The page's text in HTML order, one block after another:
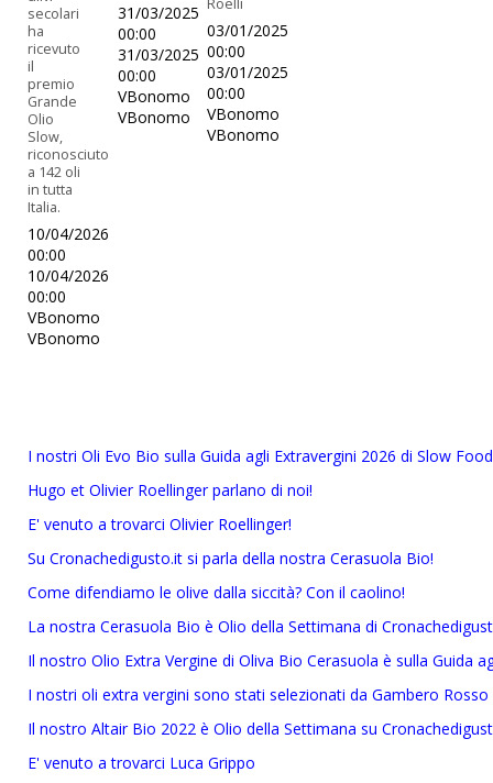
secolari
ha
ricevuto
il
premio
Grande
Olio
Slow,
riconosciuto
a 142 oli
in tutta
Italia.
10/04/2026
00:00
10/04/2026
00:00
VBonomo
VBonomo
31/03/2025
00:00
31/03/2025
00:00
VBonomo
VBonomo
03/01/2025
00:00
03/01/2025
00:00
VBonomo
VBonomo
I nostri Oli Evo Bio sulla Guida agli Extravergini 2026 di Slow
Hugo et Olivier Roellinger parlano di noi!
E' venuto a trovarci Olivier Roellinger!
Su Cronachedigusto.it si parla della nostra Cerasuola Bio!
Come difendiamo le olive dalla siccità? Con il caolino!
La nostra Cerasuola Bio è Olio della Settimana di
Il nostro Olio Extra Vergine di Oliva Bio Cerasuola è sulla Guida
I nostri oli extra vergini sono stati selezionati da Gambero Rosso
Il nostro Altair Bio 2022 è Olio della Settimana su
E' venuto a trovarci Luca Grippo